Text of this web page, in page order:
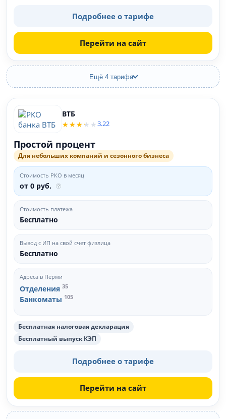
Подробнее о тарифе
Перейти на сайт
Ещё 4 тарифа
ВТБ
3.22
Простой процент
Для небольших компаний и сезонного бизнеса
Стоимость РКО в месяц
от 0 руб.
Стоимость платежа
Бесплатно
Вывод с ИП на свой счет физлица
Бесплатно
Адреса в Перми
Отделения35
Банкоматы 105
Бесплатная налоговая декларация
Бесплатный выпуск КЭП
Подробнее о тарифе
Перейти на сайт